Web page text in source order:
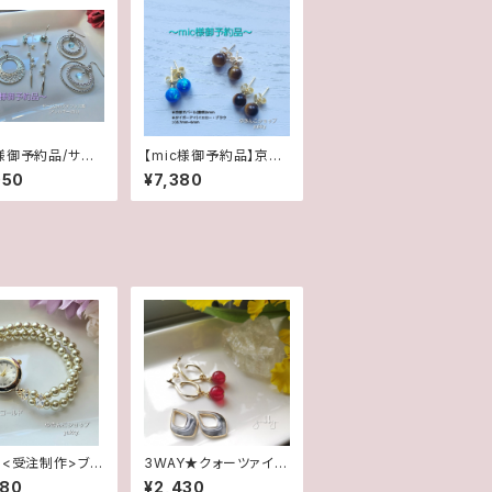
御予約品/サー
テンレスピアス
ケ1点
【mic様御予約品】京都
オパール露草/タイガー
アイ2種(イエロー&ブラ
ウン)14Kgfポストピア
¥7,380
<受注制作>ブレ
★シャンパン
3WAY★クォーツァイト
(ぶどう色)&マーブルエ
¥2,430